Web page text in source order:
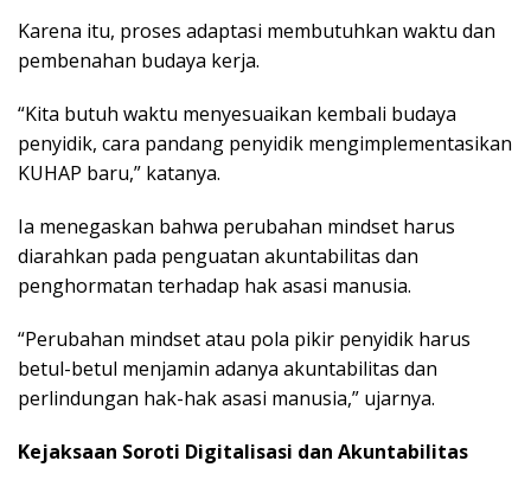
Karena itu, proses adaptasi membutuhkan waktu dan
pembenahan budaya kerja.
“Kita butuh waktu menyesuaikan kembali budaya
penyidik, cara pandang penyidik mengimplementasikan
KUHAP baru,” katanya.
Ia menegaskan bahwa perubahan mindset harus
diarahkan pada penguatan akuntabilitas dan
penghormatan terhadap hak asasi manusia.
“Perubahan mindset atau pola pikir penyidik harus
betul-betul menjamin adanya akuntabilitas dan
perlindungan hak-hak asasi manusia,” ujarnya.
Kejaksaan Soroti Digitalisasi dan Akuntabilitas